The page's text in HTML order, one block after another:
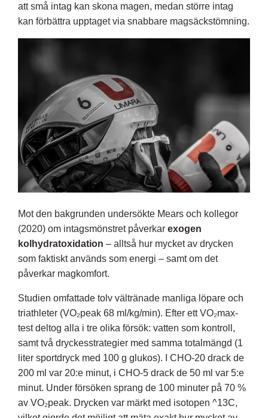
att små intag kan skona magen, medan större intag
kan förbättra upptaget via snabbare magsäckstömning.
Mot den bakgrunden undersökte Mears och kollegor
(2020) om intagsmönstret påverkar exogen
kolhydratoxidation – alltså hur mycket av drycken
som faktiskt används som energi – samt om det
påverkar magkomfort.
Studien omfattade tolv vältränade manliga löpare och
triathleter (VO₂peak 68 ml/kg/min). Efter ett VO₂max-
test deltog alla i tre olika försök: vatten som kontroll,
samt två dryckesstrategier med samma totalmängd (1
liter sportdryck med 100 g glukos). I CHO-20 drack de
200 ml var 20:e minut, i CHO-5 drack de 50 ml var 5:e
minut. Under försöken sprang de 100 minuter på 70 %
av VO₂peak. Drycken var märkt med isotopen ^13C,